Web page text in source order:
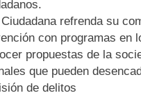
refrenda su
con programas en
propuestas de la
que pueden
de delitos